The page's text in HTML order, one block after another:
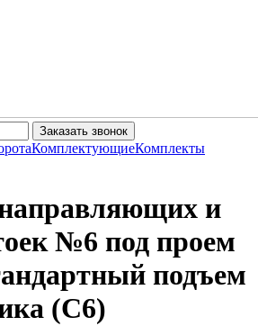
Заказать звонок
КомплектующиеКомплекты
и
№6 под проем
подъем
(С6)